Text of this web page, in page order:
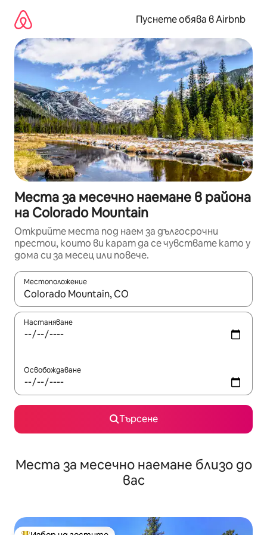
съдържанието
Пуснете обява в Airbnb
Места за месечно наемане в района
на Colorado Mountain
Открийте места под наем за дългосрочни
престои, които ви карат да се чувствате като у
дома си за месец или повече.
Местоположение
Когато резултатите се покажат, използвайте
Настаняване
Освобождаване
Търсене
Места за месечно наемане близо до
вас